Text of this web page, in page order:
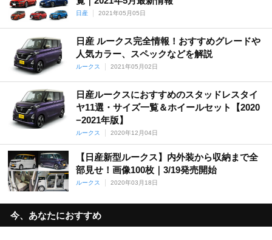
日産 2021年05月05日
日産 ルークス完全情報！おすすめグレードや
人気カラー、スペックなどを解説
ルークス 2021年05月02日
日産ルークスにおすすめのスタッドレスタイ
ヤ11選・サイズ一覧＆ホイールセット【2020
−2021年版】
ルークス 2020年12月04日
【日産新型ルークス】内外装から収納まで全
部見せ！画像100枚｜3/19発売開始
ルークス 2020年03月18日
今、あなたにおすすめ